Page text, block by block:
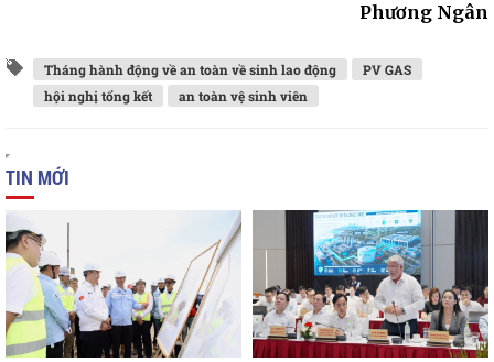
Phương Ngân
Tháng hành động về an toàn về sinh lao động
PV GAS
hội nghị tổng kết
an toàn vệ sinh viên
TIN MỚI